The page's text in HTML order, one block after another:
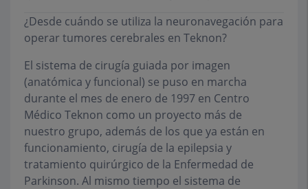
¿Desde cuándo se utiliza la neuronavegación para
operar tumores cerebrales en Teknon?
El sistema de cirugía guiada por imagen
(anatómica y funcional) se puso en marcha
durante el mes de enero de 1997 en Centro
Médico Teknon como un proyecto más de
nuestro grupo, además de los que ya están en
funcionamiento, cirugía de la epilepsia y
tratamiento quirúrgico de la Enfermedad de
Parkinson. Al mismo tiempo el sistema de